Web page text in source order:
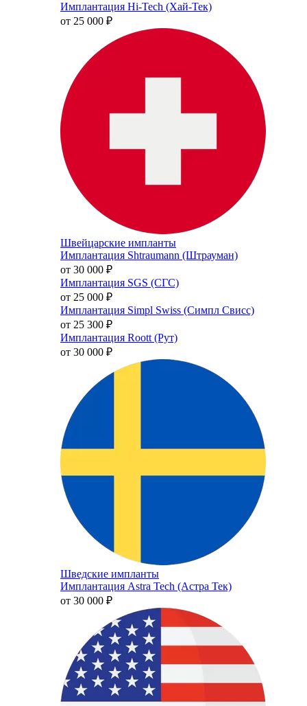
Имплантация Hi-Tech (Хай-Тек)
от 25 000 ₽
Швейцарские импланты
Имплантация Shtraumann (Штрауман)
от 30 000 ₽
Имплантация SGS (СГС)
от 25 000 ₽
Имплантация Simpl Swiss (Симпл Свисс)
от 25 300 ₽
Имплантация Roott (Рут)
от 30 000 ₽
Шведские импланты
Имплантация Astra Tech (Астра Тек)
от 30 000 ₽